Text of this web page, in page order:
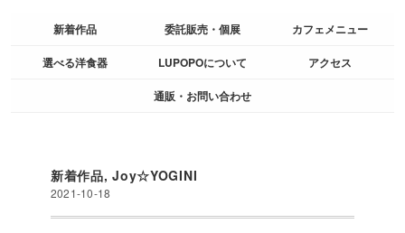
新着作品 委託販売・個展 カフェメニュー
選べる洋食器 LUPOPOについて アクセス
通販・お問い合わせ
新着作品,Joy☆YOGINI
2021-10-18